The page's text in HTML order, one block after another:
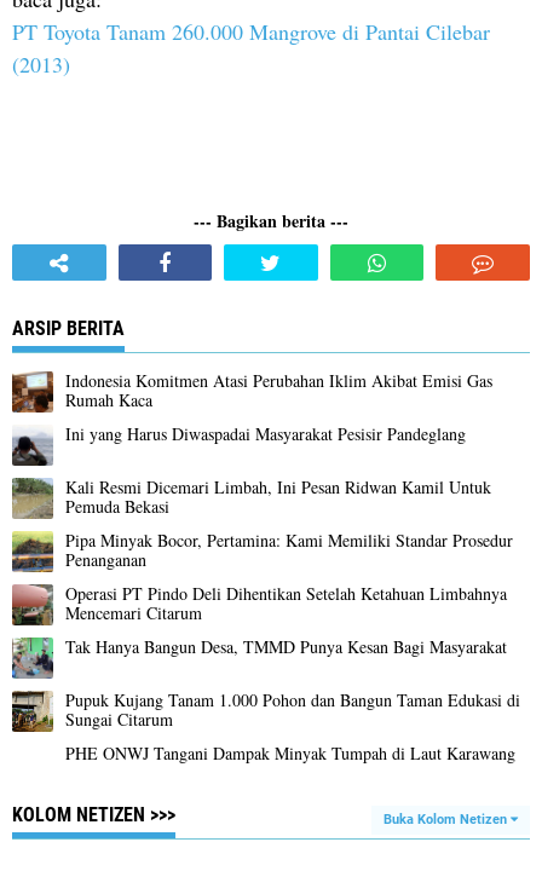
PT Toyota Tanam 260.000 Mangrove di Pantai Cilebar
(2013)
--- Bagikan berita ---
ARSIP BERITA
Indonesia Komitmen Atasi Perubahan Iklim Akibat Emisi Gas
Rumah Kaca
Ini yang Harus Diwaspadai Masyarakat Pesisir Pandeglang
Kali Resmi Dicemari Limbah, Ini Pesan Ridwan Kamil Untuk
Pemuda Bekasi
Pipa Minyak Bocor, Pertamina: Kami Memiliki Standar Prosedur
Penanganan
Operasi PT Pindo Deli Dihentikan Setelah Ketahuan Limbahnya
Mencemari Citarum
Tak Hanya Bangun Desa, TMMD Punya Kesan Bagi Masyarakat
Pupuk Kujang Tanam 1.000 Pohon dan Bangun Taman Edukasi di
Sungai Citarum
PHE ONWJ Tangani Dampak Minyak Tumpah di Laut Karawang
KOLOM NETIZEN >>> Buka Kolom Netizen